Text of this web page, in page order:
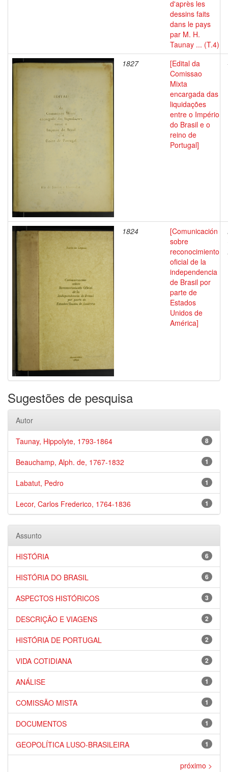
d'après les
dessins faits
dans le pays
par M. H.
Taunay ... (T.4)
1827
[Edital da
Comissao
Mixta
encargada das
liquidações
entre o Império
do Brasil e o
reino de
Portugal]
1824
[Comunicación
sobre
reconocimiento
oficial de la
independencia
de Brasil por
parte de
Estados
Unidos de
América]
Sugestões de pesquisa
Autor
8
Taunay, Hippolyte, 1793-1864
1
Beauchamp, Alph. de, 1767-1832
1
Labatut, Pedro
1
Lecor, Carlos Frederico, 1764-1836
Assunto
6
HISTÓRIA
6
HISTÓRIA DO BRASIL
3
ASPECTOS HISTÓRICOS
2
DESCRIÇÃO E VIAGENS
2
HISTÓRIA DE PORTUGAL
2
VIDA COTIDIANA
1
ANÁLISE
1
COMISSÃO MISTA
1
DOCUMENTOS
1
GEOPOLÍTICA LUSO-BRASILEIRA
próximo >